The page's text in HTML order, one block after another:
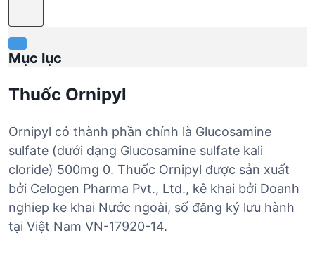
Mục lục
Thuốc Ornipyl
Ornipyl có thành phần chính là Glucosamine
sulfate (dưới dạng Glucosamine sulfate kali
cloride) 500mg 0. Thuốc Ornipyl được sản xuất
bởi Celogen Pharma Pvt., Ltd., kê khai bởi Doanh
nghiep ke khai Nước ngoài, số đăng ký lưu hành
tại Việt Nam VN-17920-14.